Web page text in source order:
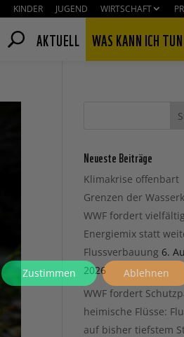
KINDER JUGEND WIRTSCHAFT
AKTUELL WAS KANN ICH TUN
Neueste Beiträge
Klimakrise offenbart
Grenzen der
WWF fordert
Energiemix statt
Flussverbauung 6.
2026
WWF fordert
heimische Flüsse:
auf bisher tiefstem
Zustimmen Ablehnen